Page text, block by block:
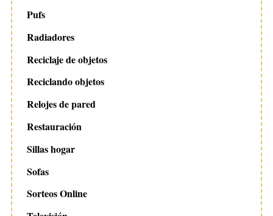
Pufs
Radiadores
Reciclaje de objetos
Reciclando objetos
Relojes de pared
Restauración
Sillas hogar
Sofas
Sorteos Online